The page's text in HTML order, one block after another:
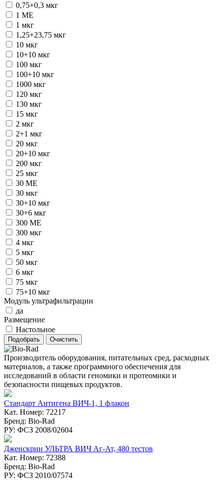
0,75+0,3 мкг
1 ME
1 мкг
1,25+23,75 мкг
10 мкг
10+10 мкг
100 мкг
100+10 мкг
1000 мкг
120 мкг
130 мкг
15 мкг
2 мкг
2+1 мкг
20 мкг
20+10 мкг
200 мкг
25 мкг
30 ME
30 мкг
30+10 мкг
30+6 мкг
300 ME
300 мкг
4 мкг
5 мкг
50 мкг
6 мкг
75 мкг
75+10 мкг
Модуль ультрафильтрации
да
Размещение
Настольное
Производитель оборудования, питательных сред, расходных
материалов, а также программного обеспечения для
исследований в области геномики и протеомики и
безопасности пищевых продуктов.
Стандарт Антигена ВИЧ-1, 1 флакон
Кат. Номер: 72217
Бренд: Bio-Rad
РУ: ФСЗ 2008/02604
Дженскрин УЛЬТРА ВИЧ Аг-Ат, 480 тестов
Кат. Номер: 72388
Бренд: Bio-Rad
РУ: ФСЗ 2010/07574